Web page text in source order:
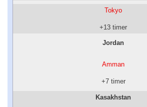
Tokyo
+13 timer
Jordan
Amman
+7 timer
Kasakhstan